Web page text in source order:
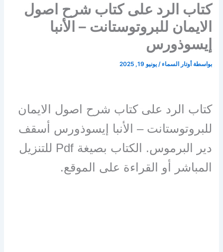
كتاب الرد على كتاب شرح اصول
الايمان للبروتوستانت – الأنبا
إيسوذورس
بواسطة أوتار السماء/يونيو 19, 2025
كتاب الرد على كتاب شرح اصول الايمان
للبروتوستانت – الأنبا إيسوذورس أسقف
دير البرموس. الكتاب بصيغة Pdf للتنزيل
المباشر أو القراءة على الموقع.